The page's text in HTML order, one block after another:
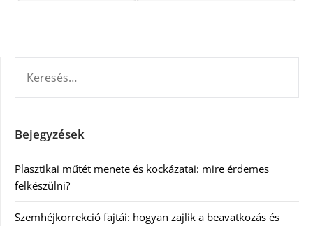
Bejegyzések
Plasztikai műtét menete és kockázatai: mire érdemes
felkészülni?
Szemhéjkorrekció fajtái: hogyan zajlik a beavatkozás és